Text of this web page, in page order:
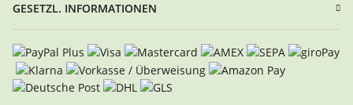
GESETZL. INFORMATIONEN